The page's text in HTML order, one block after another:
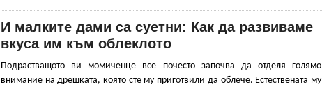
И малките дами са суетни: Как да развиваме
вкуса им към облеклото
Подрастващото ви момиченце все почесто започва да отделя голямо
внимание на дрешката, която сте му приготвили да облече. Естествената му